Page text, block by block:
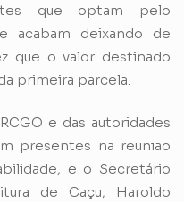
que optam pelo
acabam deixando de
que o valor destinado
primeira parcela.
e das autoridades
presentes na reunião
e o Secretário
de Caçu, Haroldo